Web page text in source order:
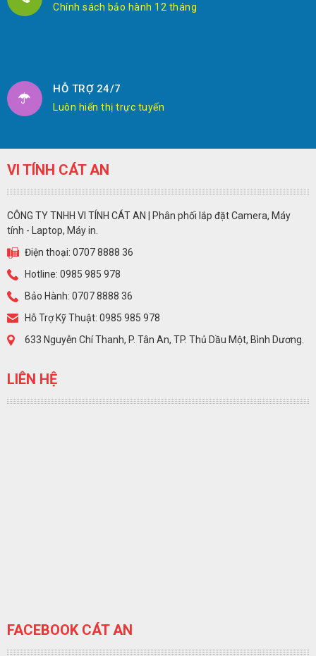
Chính sách bảo hành 12 tháng
HỖ TRỢ 24/7
Luôn hiển thị trực tuyến
VI TÍNH CÁT AN
CÔNG TY TNHH VI TÍNH CÁT AN | Phân phối lắp đặt Camera, Máy
tính - Laptop, Máy in.
Điện thoại: 0707 8888 36
Hotline: 0985 985 978
Bảo Hành: 0707 8888 36
Hỗ Trợ Kỹ Thuật: 0985 985 978
633 Nguyễn Chí Thanh, P. Tân An, TP. Thủ Dầu Một, Bình Dương.
LIÊN HỆ
FACEBOOK CÁT AN